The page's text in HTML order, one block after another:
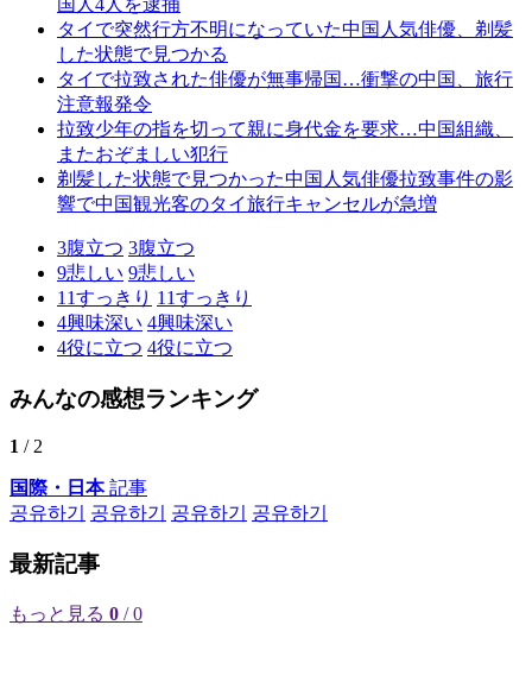
タイで突然行方不明になっていた中国人気俳優、剃髪
した状態で見つかる
タイで拉致された俳優が無事帰国…衝撃の中国、旅行
注意報発令
拉致少年の指を切って親に身代金を要求…中国組織、
またおぞましい犯行
剃髪した状態で見つかった中国人気俳優拉致事件の影
響で中国観光客のタイ旅行キャンセルが急増
3腹立つ 3腹立つ
9悲しい 9悲しい
11すっきり 11すっきり
4興味深い 4興味深い
4役に立つ 4役に立つ
みんなの感想ランキング
1 / 2
国際・日本記事
공유하기
공유하기 공유하기 공유하기
最新記事
もっと見る 0 / 0